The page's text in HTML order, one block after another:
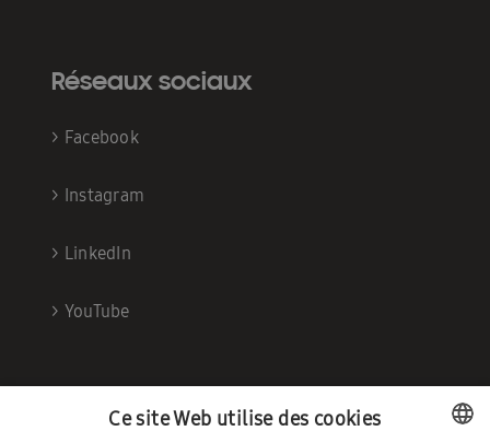
Réseaux sociaux
> Facebook
> Instagram
> LinkedIn
> YouTube
Ce site Web utilise des cookies